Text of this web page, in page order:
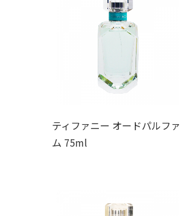
ティファニー オードパルファ
ム 75ml